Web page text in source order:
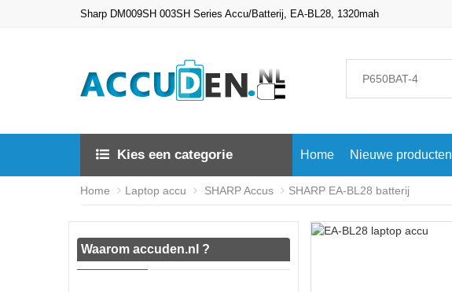
Sharp DM009SH 003SH Series Accu/Batterij, EA-BL28, 1320mah
Kies een categorie Home Nieuwe producten
Home Laptop accu SHARP Accus SHARP EA-BL28 batterij
Waarom accuden.nl ?